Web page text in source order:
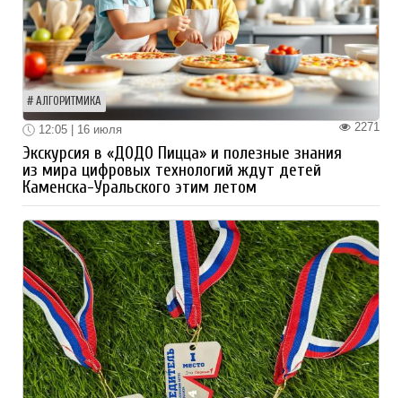
АЛГОРИТМИКА
2271
12:05 | 16 июля
Экскурсия в «ДОДО Пицца» и полезные знания
из мира цифровых технологий ждут детей
Каменска-Уральского этим летом